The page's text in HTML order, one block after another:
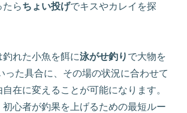
たらちょい投げでキスやカレイを探
釣れた小魚を餌に泳がせ釣り で大物を
た具合に、その場の状況に合わせて
在に変えることが可能になります。
初心者が釣果を上げるための最短ルー